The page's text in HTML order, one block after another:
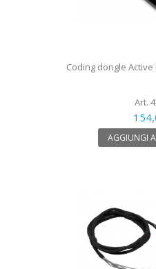
Coding dongle
Art.
AGGIUNGI